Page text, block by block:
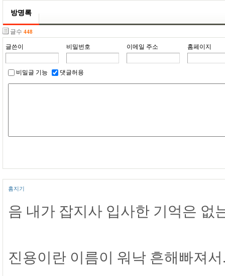
방명록
글수 448
글쓴이 비밀번호 이메일 주소 홈페이지
비밀글 기능 댓글허용
홈지기
음 내가 잡지사 입사한 기억은 없
진용이란 이름이 워낙 흔해빠져서